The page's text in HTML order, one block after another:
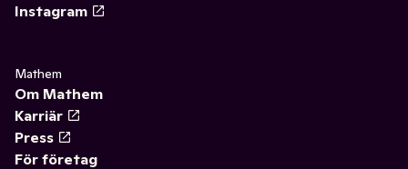
Instagram
Mathem
Om Mathem
Karriär
Press
För företag